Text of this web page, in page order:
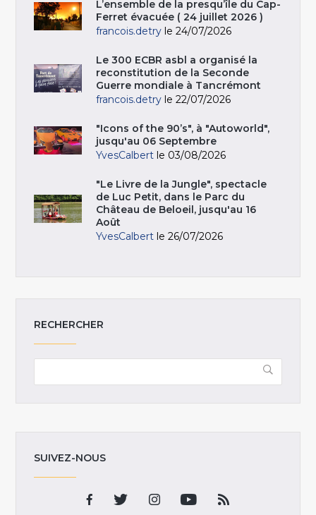
L’ensemble de la presqu’île du Cap-
Ferret évacuée ( 24 juillet 2026 )
francois.detry le 24/07/2026
Le 300 ECBR asbl a organisé la
reconstitution de la Seconde
Guerre mondiale à Tancrémont
francois.detry le 22/07/2026
"Icons of the 90’s", à "Autoworld",
jusqu'au 06 Septembre
YvesCalbert le 03/08/2026
"Le Livre de la Jungle", spectacle
de Luc Petit, dans le Parc du
Château de Beloeil, jusqu'au 16
Août
YvesCalbert le 26/07/2026
RECHERCHER
SUIVEZ-NOUS